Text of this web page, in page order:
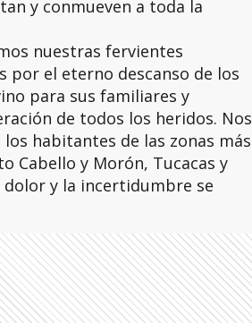
y conmueven a toda la
nuestras fervientes
por el eterno descanso de los
para sus familiares y
de todos los heridos. Nos
habitantes de las zonas más
Cabello y Morón, Tucacas y
y la incertidumbre se